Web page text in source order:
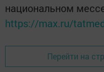
национальном
https://max.ru/
Перейти на